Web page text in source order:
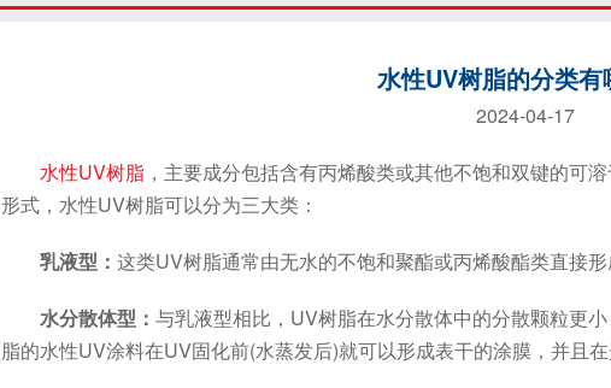
水性UV树脂的分类有
2024-04-17
水性UV树脂 ，主要成分包括含有丙烯酸类或其他不饱和双键的可
形式，水性UV树脂可以分为三大类：
乳液型： 这类UV树脂通常由无水的不饱和聚酯或丙烯酸酯类直接形
水分散体型： 与乳液型相比，UV树脂在水分散体中的分散颗粒更
脂的水性UV涂料在UV固化前(水蒸发后)就可以形成表干的涂膜，并且在